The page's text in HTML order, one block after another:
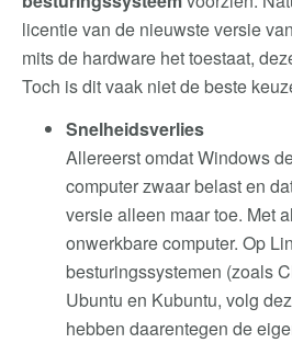
licentie van de nieuwste versie
mits de hardware het toestaat,
Toch is dit vaak niet de beste
Snelheidsverlies
Allereerst omdat Windows
computer zwaar belast en
versie alleen maar toe. Met
onwerkbare computer. Op
besturingssystemen (zoals
Ubuntu en Kubuntu, volg
hebben daarentegen de